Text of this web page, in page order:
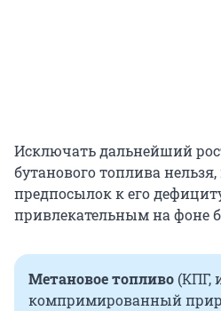
Исключать дальнейший
бутанового топлива
предпосылок к его
привлекательным на фоне
Метановое топливо (КПГ,
компримированный